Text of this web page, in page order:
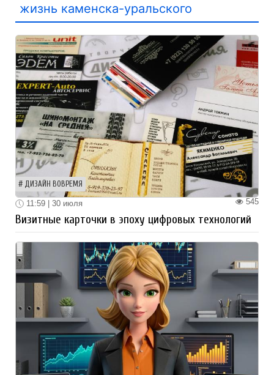
жизнь каменска-уральского
ДИЗАЙН ВОВРЕМЯ
545
11:59 | 30 июля
Визитные карточки в эпоху цифровых технологий